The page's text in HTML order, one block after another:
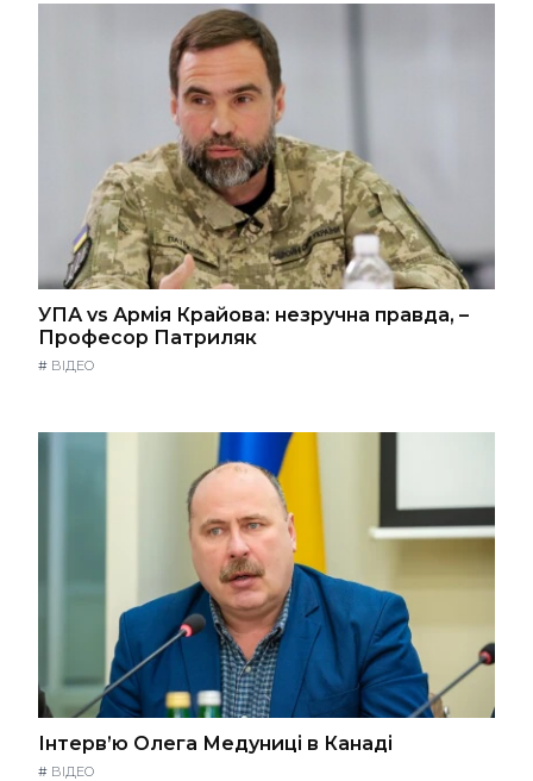
УПА vs Армія Крайова: незручна правда, –
Професор Патриляк
# ВІДЕО
Інтерв’ю Олега Медуниці в Канаді
# ВІДЕО